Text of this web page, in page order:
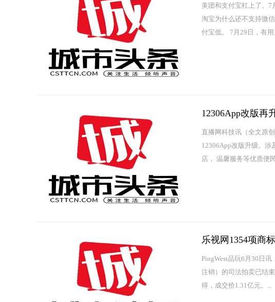
美团和支付宝杠上了。7
淘宝为什么还不支持微
付宝低。 7月29日，有
12306App改版再
直播网科技讯（全文原
12306App改版升级。涉
店， 温馨服务等优质便
乐视网1354项商
PingWest品玩6月30日
注销）的司法拍卖已结
得，成交价1.31亿元。...